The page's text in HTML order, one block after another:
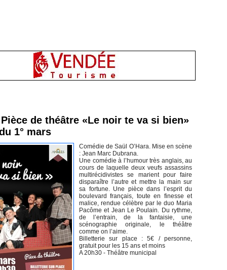
de théâtre «Le noir te va si bien»
1° mars
Comédie de Saül O’Hara. Mise en scène
: Jean Marc Dubrana.
Une comédie à l’humour très anglais, au
cours de laquelle deux veufs assassins
multirécidivistes se marient pour faire
disparaître l’autre et mettre la main sur
sa fortune. Une pièce dans l’esprit du
boulevard français, toute en finesse et
malice, rendue célèbre par le duo Maria
Pacôme et Jean Le Poulain. Du rythme,
de l’entrain, de la fantaisie, une
scénographie originale, le théâtre
comme on l’aime.
Billetterie sur place : 5€ / personne,
gratuit pour les 15 ans et moins
A 20h30 - Théâtre municipal